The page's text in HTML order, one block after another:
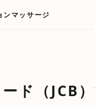
ンマッサージ
ド（JCB